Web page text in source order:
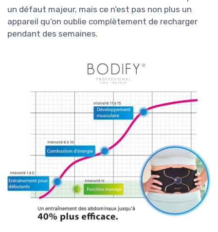
un défaut majeur, mais ce n’est pas non plus un
appareil qu’on oublie complètement de recharger
pendant des semaines.